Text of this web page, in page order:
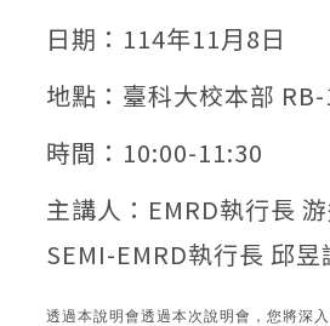
日期：114年11月8日
地點：臺科大校本部
時間：10:00-11:30
主講人：EMRD執行長
SEMI-EMRD執行長 邱昱
透過本說明會透過本次說明會，您將深